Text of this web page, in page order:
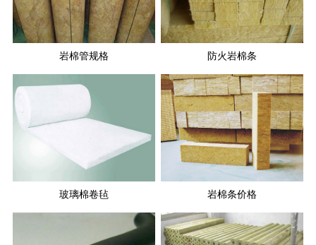
岩棉管规格 防火岩棉条
玻璃棉卷毡 岩棉条价格